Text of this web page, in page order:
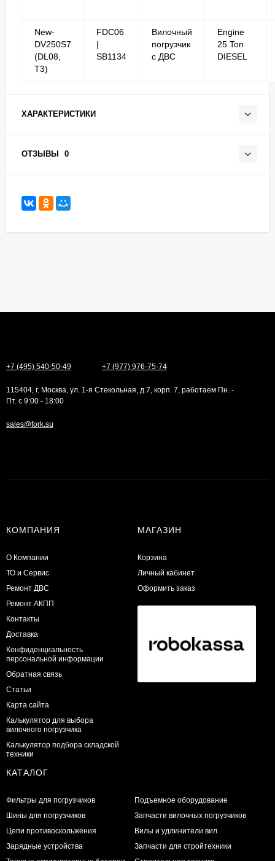
New-
DV250S7
(DL08,
T3)
FDC06
|
SB1134
Вилочный
погрузчик
с ДВС
Engine
25 Ton
DIESEL
ХАРАКТЕРИСТИКИ
ОТЗЫВЫ 0
+7 (495) 540-50-49 +7 (977) 976-75-74
115404, г. Москва, ул. 1-я Стекольная, д.7, корп. 7, работаем Пн. -
Пт. с 9:00 - 18:00
sales@fork.su
КОМПАНИЯ
О Компании
ТО и Сервис
​Ремонт ДВС
Ремонт АКПП
Контакты
Доставка
Конфиденциальность
персональной информации
Обратная связь
Статьи
Карта сайта
Калькулятор для выбора
вилочного погрузчика
Калькулятор подбора складской
техники
МАГАЗИН
Корзина
Личный кабинет
Оформить заказ
КАТАЛОГ
Фильтры для погрузчиков
Шины для погрузчиков
Цепи противоскольжения
Зарядные устройства
Подъемное оборудование
Запчасти вилочных погрузчиков
Вилы и удлинители вил
Запчасти для стройтехники